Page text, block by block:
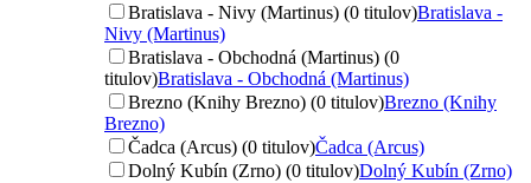
Bratislava - Nivy (Martinus) (0 titulov)Bratislava -
Nivy (Martinus)
Bratislava - Obchodná (Martinus) (0
titulov)Bratislava - Obchodná (Martinus)
Brezno (Knihy Brezno) (0 titulov)Brezno (Knihy
Brezno)
Čadca (Arcus) (0 titulov)Čadca (Arcus)
Dolný Kubín (Zrno) (0 titulov)Dolný Kubín (Zrno)